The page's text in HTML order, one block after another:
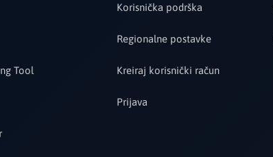
Tool
Korisnička podrška
Regionalne postavke
Kreiraj korisnički račun
Prijava